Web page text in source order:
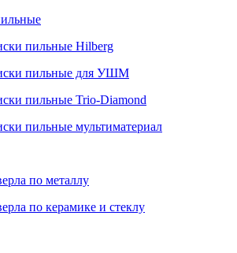
пильные Hilberg
пильные для УШМ
пильные Trio-Diamond
пильные мультиматериал
по металлу
по керамике и стеклу